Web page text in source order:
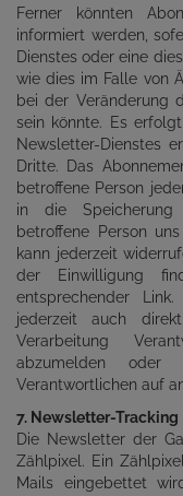
Ferner könnten
informiert werden,
Dienstes oder eine
wie dies im Falle von
bei der Veränderung
sein könnte. Es
Newsletter-Dienstes
Dritte. Das
betroffene Person
in die Speicherung
betroffene Person
kann jederzeit
der Einwilligung
entsprechender
jederzeit auch
Verarbeitung
abzumelden
Verantwortlichen auf
7. Newsletter-Tracking
Die Newsletter der
Zählpixel. Ein
Mails eingebettet